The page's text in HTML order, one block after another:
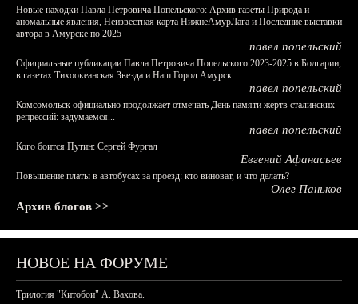
Новые находки Павла Петровича Попельского: Архив газеты Природа и
аномальные явления, Неизвестная карта НижнеАмурЛага и Последние выставки
автора в Амурске по 2025
павел попельский
Официальные публикации Павла Петровича Попельского 2023-2025 в Болгарии,
в газетах Тихоокеанская Звезда и Наш Город Амурск
павел попельский
Комсомольск официально продолжает отмечать День памяти жертв сталинских
репрессий: задумаемся...
павел попельский
Кого боится Путин: Сергей Фургал
Евгений Афанасьев
Повышение платы в автобусах за проезд: кто виноват, и что делать?
Олег Паньков
Архив блогов >>
НОВОЕ НА ФОРУМЕ
Трилогия "Китобои" А. Вахова.